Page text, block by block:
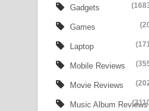
Adare Wadi
UNUHUMA
Katakara
Tharu Yaye
Gadgets
Games
Laptop
Mobile Reviews
Movie Reviews
Music Album Reviews